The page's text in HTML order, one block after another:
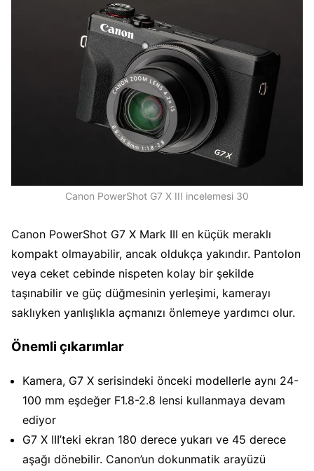
Canon PowerShot G7 X III incelemesi 30
Canon PowerShot G7 X Mark III en küçük meraklı
kompakt olmayabilir, ancak oldukça yakındır. Pantolon
veya ceket cebinde nispeten kolay bir şekilde
taşınabilir ve güç düğmesinin yerleşimi, kamerayı
saklıyken yanlışlıkla açmanızı önlemeye yardımcı olur.
Önemli çıkarımlar
Kamera, G7 X serisindeki önceki modellerle aynı 24-
100 mm eşdeğer F1.8-2.8 lensi kullanmaya devam
ediyor
G7 X III’teki ekran 180 derece yukarı ve 45 derece
aşağı dönebilir. Canon’un dokunmatik arayüzü